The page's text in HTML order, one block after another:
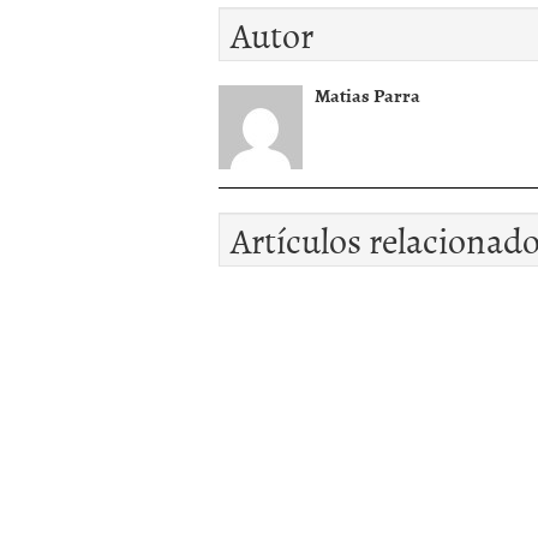
Autor
Matias Parra
Artículos